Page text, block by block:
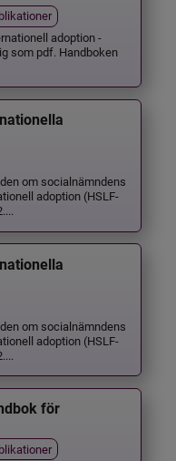
adoption -
som pdf. Handboken
om socialnämndens
adoption (HSLF-
om socialnämndens
adoption (HSLF-
för